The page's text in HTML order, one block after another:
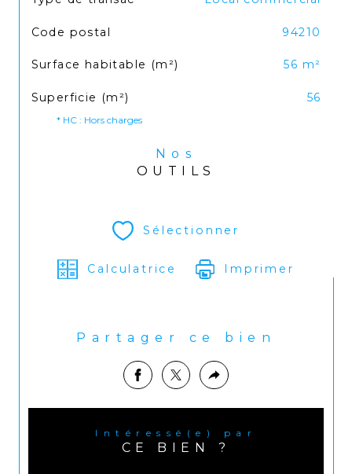
Code postal 94210
Surface habitable (m²) 56 m²
Superficie (m²) 56
* HC : Hors charges
Nos
OUTILS
Sélectionner
Calculatrice Imprimer
Partager ce bien
Intéressé(e) par
CE BIEN ?